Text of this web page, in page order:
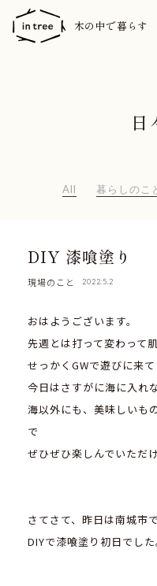
木の中で暮らす
日
All 暮らしのこ
DIY 漆喰塗り
現場のこと 2022.5.2
おはようございます。
先週とは打って変わって
せっかくGWで遊びに来
今日はさすがに海に入れ
海以外にも、美味しいも
で
ぜひぜひ楽しんでいただ
さてさて、昨日は南城市
DIYで漆喰塗り初日でした